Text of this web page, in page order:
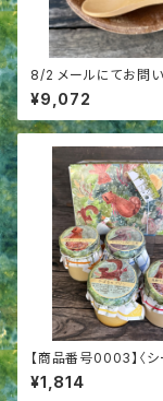
8/2 メールにてお問
お客さまへ プリン20
せ シーズンパッケー
¥9,072
【商品番号0003】〈シ
ケージ4〉成城プリン4
せ
¥1,814